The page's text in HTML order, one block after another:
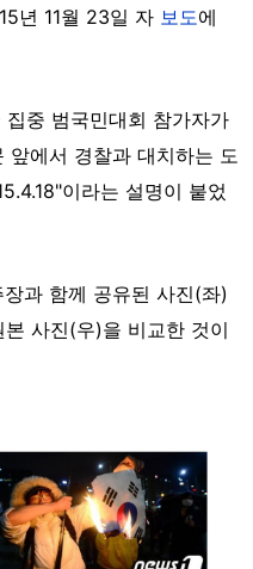
년 11월 23일 자 보도에
집중 범국민대회 참가자가
에서 경찰과 대치하는 도
이라는 설명이 붙었
과 함께 공유된 사진(좌)
사진(우)을 비교한 것이